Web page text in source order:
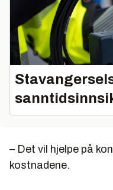
– Det vil hjelpe på
kostnadene.